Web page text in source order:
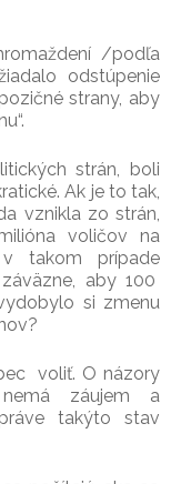
/podľa
odstúpenie
strany, aby
strán, boli
Ak je to tak,
vznikla zo strán,
voličov na
takom prípade
aby 100
si zmenu
voliť. O názory
záujem a
takýto stav